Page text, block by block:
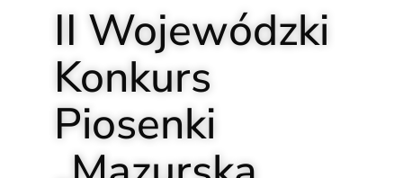
II Wojewódzki
Konkurs
Piosenki